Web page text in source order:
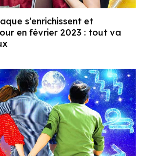
s’enrichissent et
en février 2023 : tout va